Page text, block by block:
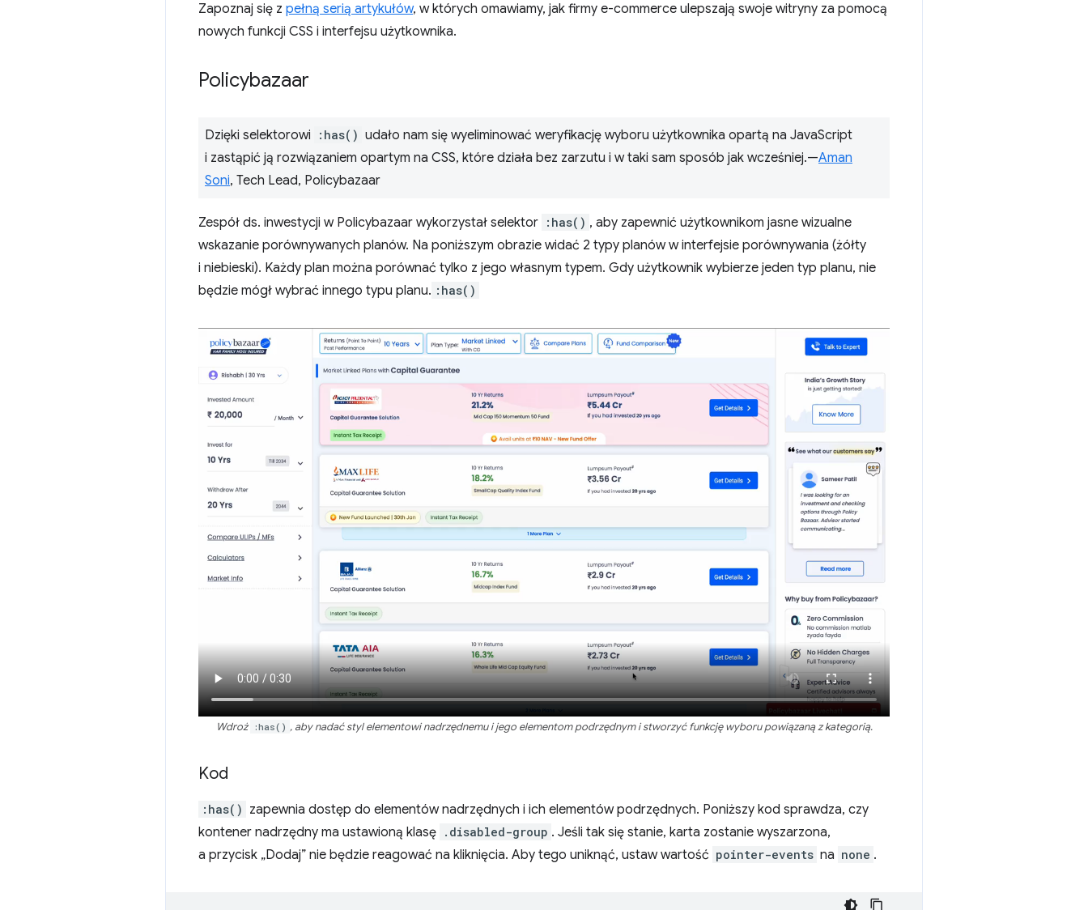
Zapoznaj się z pełną serią artykułów, w których omawiamy, jak firmy e-commerce ulepszają swoje witryny za pomocą
nowych funkcji CSS i interfejsu użytkownika.
Policybazaar
Dzięki selektorowi :has() udało nam się wyeliminować weryfikację wyboru użytkownika opartą na JavaScript
i zastąpić ją rozwiązaniem opartym na CSS, które działa bez zarzutu i w taki sam sposób jak wcześniej.—Aman
Soni, Tech Lead, Policybazaar
Zespół ds. inwestycji w Policybazaar wykorzystał selektor :has() , aby zapewnić użytkownikom jasne wizualne
wskazanie porównywanych planów. Na poniższym obrazie widać 2 typy planów w interfejsie porównywania (żółty
i niebieski). Każdy plan można porównać tylko z jego własnym typem. Gdy użytkownik wybierze jeden typ planu, nie
będzie mógł wybrać innego typu planu. :has()
Wdroż :has() , aby nadać styl elementowi nadrzędnemu i jego elementom podrzędnym i stworzyć funkcję wyboru powiązaną z kategorią.
Kod
:has() zapewnia dostęp do elementów nadrzędnych i ich elementów podrzędnych. Poniższy kod sprawdza, czy
kontener nadrzędny ma ustawioną klasę .disabled-group . Jeśli tak się stanie, karta zostanie wyszarzona,
a przycisk „Dodaj” nie będzie reagować na kliknięcia. Aby tego uniknąć, ustaw wartość pointer-events na none .